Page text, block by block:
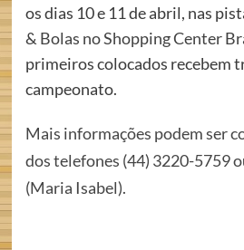
os dias 10 e 11 de abril, nas
& Bolas no Shopping Center
primeiros colocados recebem
campeonato.
Mais informações podem ser
dos telefones (44) 3220-5759
(Maria Isabel).